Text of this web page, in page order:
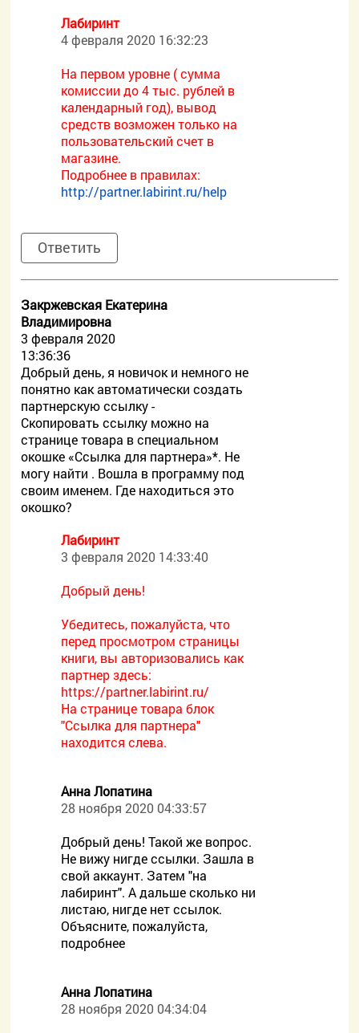
Лабиринт
4 февраля 2020 16:32:23
На первом уровне ( сумма
комиссии до 4 тыс. рублей в
календарный год), вывод
средств возможен только на
пользовательский счет в
магазине.
Подробнее в правилах:
http://partner.labirint.ru/help
Ответить
Закржевская Екатерина
Владимировна
3 февраля 2020
13:36:36
Добрый день, я новичок и немного не
понятно как автоматически создать
партнерскую ссылку -
Скопировать ссылку можно на
странице товара в специальном
окошке «Ссылка для партнера»*. Не
могу найти . Вошла в программу под
своим именем. Где находиться это
окошко?
Лабиринт
3 февраля 2020 14:33:40
Добрый день!
Убедитесь, пожалуйста, что
перед просмотром страницы
книги, вы авторизовались как
партнер здесь:
https://partner.labirint.ru/
На странице товара блок
"Ссылка для партнера"
находится слева.
Анна Лопатина
28 ноября 2020 04:33:57
Добрый день! Такой же вопрос.
Не вижу нигде ссылки. Зашла в
свой аккаунт. Затем "на
лабиринт". А дальше сколько ни
листаю, нигде нет ссылок.
Объясните, пожалуйста,
подробнее
Анна Лопатина
28 ноября 2020 04:34:04